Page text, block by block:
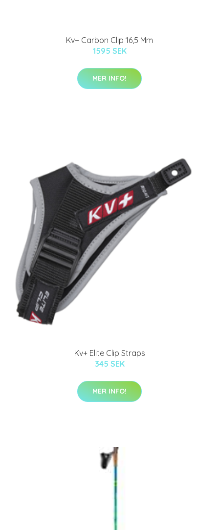
Kv+ Carbon Clip 16,5 Mm
1595 SEK
MER INFO!
Kv+ Elite Clip Straps
345 SEK
MER INFO!